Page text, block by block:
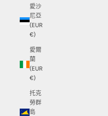
愛沙
尼亞
(EUR
€)
愛爾
蘭
(EUR
€)
托克
勞群
島